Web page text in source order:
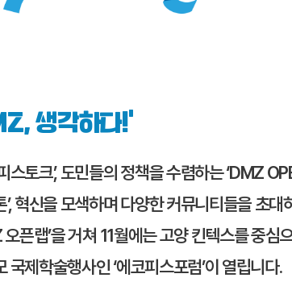
생각하다!’
스토크’, 도민들의 정책을 수렴하는 ‘DMZ
’, 혁신을 모색하며 다양한 커뮤니티들을 초대
오픈랩’을 거쳐 11월에는고양킨텍스를 중심
국제학술행사인 ‘에코피스포럼’이 열립니다.